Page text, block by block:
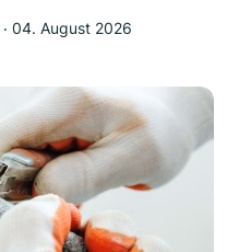
‧ 04. August 2026